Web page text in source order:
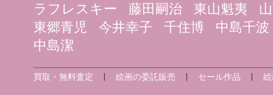
ラフレスキー
藤田嗣治 東山魁夷
東郷青児
今井幸子 千住博
中島千波
中島潔
買取・無料査定 |絵画の委託販売 セール作品 |